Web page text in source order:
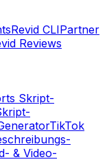
Revid CLIPartner
Reviews
Skript-
TikTok
& Video-